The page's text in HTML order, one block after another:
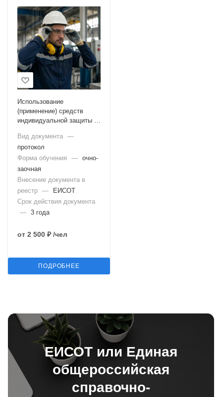
Использование
(применение) средств
индивидуальной защиты (с
Вид документа —
протокол
Форма обучения
— очно-
заочная
Внесение документа в
реестр —
ЕИСОТ
Срок действия документа
— 3 года
от 2 500 ₽ /чел
ПОДРОБНЕЕ
ЕИСОТ или Единая
общероссийская
справочно-